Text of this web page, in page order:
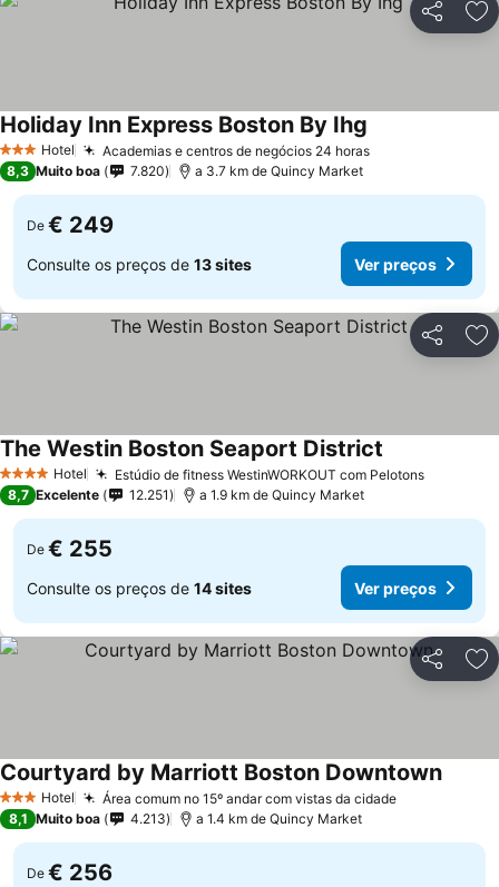
Partilhar
3 EstrelasHotel Academias e centros de negócios 24 horas
Holiday Inn Express Boston By Ihg
8,3 Muito boa 7.820 a 3.7 km de Quincy Market
De € 249
Consulte os preços de 13 sites Ver preços
Partilhar
4 EstrelasHotel Estúdio de fitness WestinWORKOUT com Pelotons
The Westin Boston Seaport District
8,7 Excelente 12.251 a 1.9 km de Quincy Market
De € 255
Consulte os preços de 14 sites Ver preços
Partilhar
3 EstrelasHotel Área comum no 15º andar com vistas da cidade
Courtyard by Marriott Boston Downtown
8,1 Muito boa 4.213 a 1.4 km de Quincy Market
De € 256